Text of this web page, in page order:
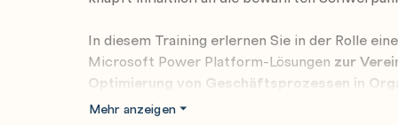
In diesem Training erlernen Sie in der Rolle
Microsoft Power Platform-Lösungen zur
Optimierung von Geschäftsprozessen in
Ein Microsoft Power Platform Functional
Mehr anzeigen